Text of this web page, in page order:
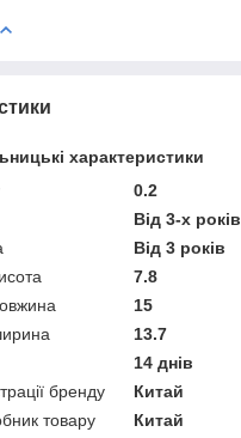
характеристики
0.2
Від 3-х років
Від 3 років
7.8
15
13.7
14 днів
бренду
Китай
товару
Китай